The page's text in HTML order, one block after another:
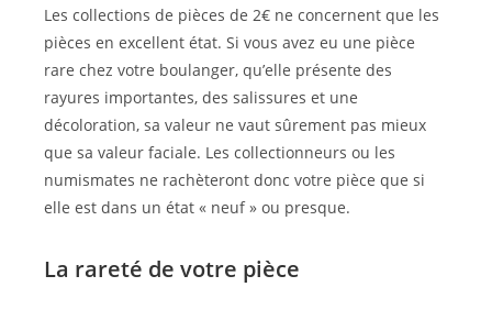
Les collections de pièces de 2€ ne concernent que les
pièces en excellent état. Si vous avez eu une pièce
rare chez votre boulanger, qu’elle présente des
rayures importantes, des salissures et une
décoloration, sa valeur ne vaut sûrement pas mieux
que sa valeur faciale. Les collectionneurs ou les
numismates ne rachèteront donc votre pièce que si
elle est dans un état « neuf » ou presque.
La rareté de votre pièce